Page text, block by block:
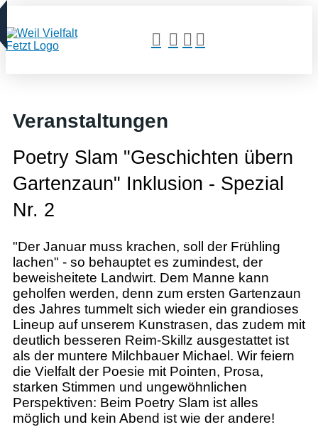
Veranstaltungen
Poetry Slam "Geschichten übern
Gartenzaun" Inklusion - Spezial
Nr. 2
"Der Januar muss krachen, soll der Frühling
lachen" - so behauptet es zumindest, der
beweisheitete Landwirt. Dem Manne kann
geholfen werden, denn zum ersten Gartenzaun
des Jahres tummelt sich wieder ein grandioses
Lineup auf unserem Kunstrasen, das zudem mit
deutlich besseren Reim-Skillz ausgestattet ist
als der muntere Milchbauer Michael. Wir feiern
die Vielfalt der Poesie mit Pointen, Prosa,
starken Stimmen und ungewöhnlichen
Perspektiven: Beim Poetry Slam ist alles
möglich und kein Abend ist wie der andere!